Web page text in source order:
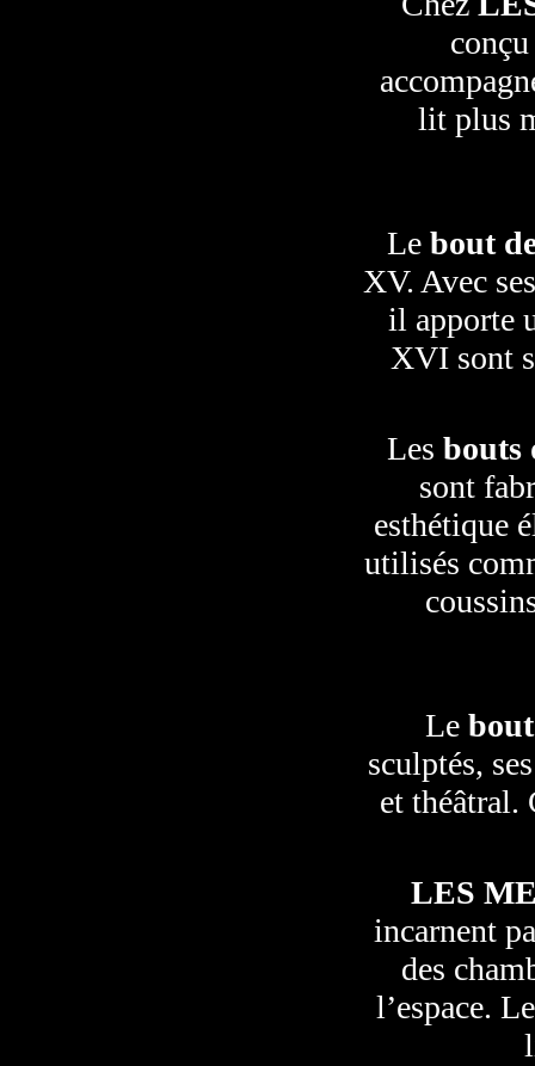
lit plus
Le bout
XV. Avec
il apporte
XVI sont
Les bouts
sont
esthétique
utilisés
Le
sculptés,
et théâtral.
LES
incarnent
des
l’espace.